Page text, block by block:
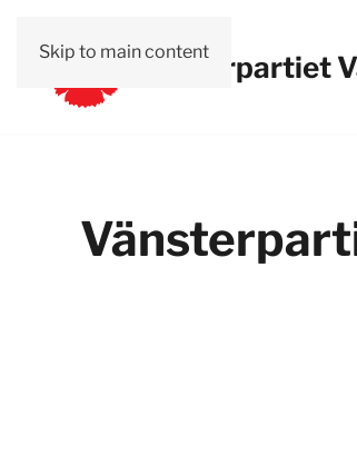
Skip to main contentVänsterpartiet